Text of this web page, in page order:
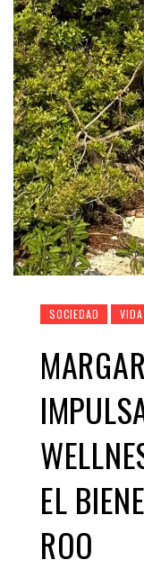
SOCIEDAD
EL
ROO